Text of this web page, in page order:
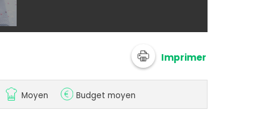
Imprimer
Moyen Budget moyen